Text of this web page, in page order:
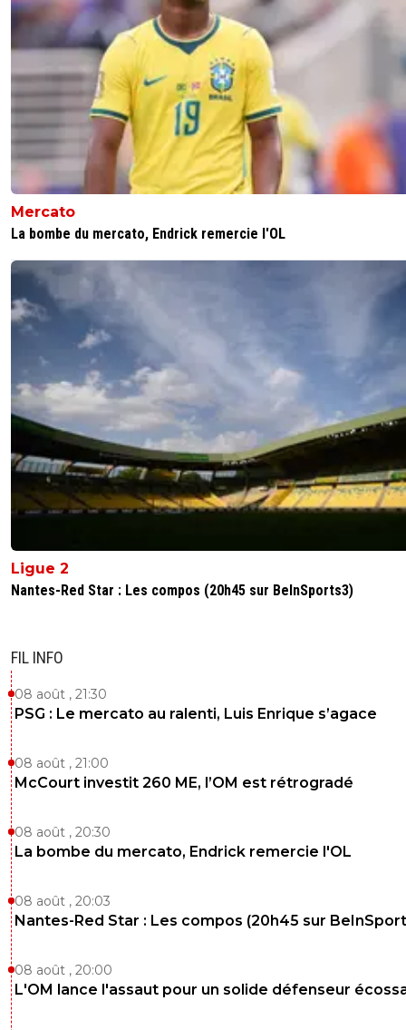
Mercato
La bombe du mercato, Endrick remercie l'OL
Ligue 2
Nantes-Red Star : Les compos (20h45 sur BeInSports3)
FIL INFO
08 août , 21:30
PSG : Le mercato au ralenti, Luis Enrique s’agace
08 août , 21:00
McCourt investit 260 ME, l’OM est rétrogradé
08 août , 20:30
La bombe du mercato, Endrick remercie l'OL
08 août , 20:03
Nantes-Red Star : Les compos (20h45 sur
08 août , 20:00
L'OM lance l'assaut pour un solide défenseur